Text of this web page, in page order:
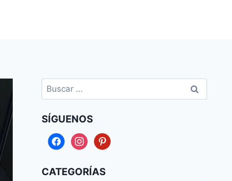
Buscar:
SÍGUENOS
facebookinstagrampinterest
CATEGORÍAS